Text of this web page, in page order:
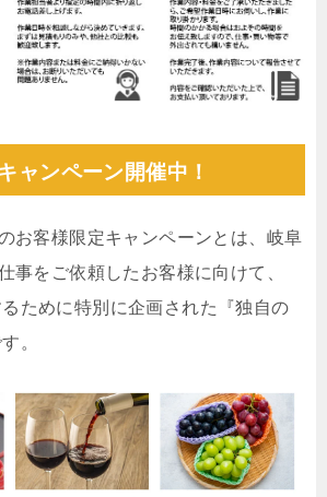
ャンペーン開催中！
お客様限定キャンペーンとは、岐阜
事をご依頼したお客様に向けて、
るために特別に企画された『独自の
。